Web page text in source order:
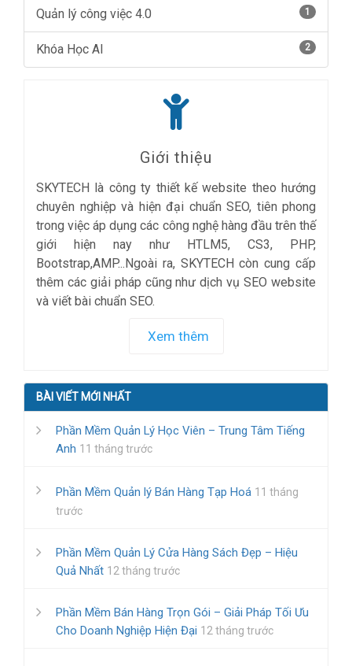
Quản lý công việc 4.0 1
Khóa Học AI 2
Giới thiệu
SKYTECH là công ty thiết kế website theo hướng
chuyên nghiệp và hiện đại chuẩn SEO, tiên phong
trong việc áp dụng các công nghệ hàng đầu trên thế
giới hiện nay như HTLM5, CS3, PHP,
Bootstrap,AMP...Ngoài ra, SKYTECH còn cung cấp
thêm các giải pháp cũng như dịch vụ SEO website
và viết bài chuẩn SEO.
Xem thêm
BÀI VIẾT MỚI NHẤT
Phần Mềm Quản Lý Học Viên – Trung Tâm Tiếng
Anh 11 tháng trước
Phần Mềm Quản lý Bán Hàng Tạp Hoá 11 tháng
trước
Phần Mềm Quản Lý Cửa Hàng Sách Đẹp – Hiệu
Quả Nhất 12 tháng trước
Phần Mềm Bán Hàng Trọn Gói – Giải Pháp Tối Ưu
Cho Doanh Nghiệp Hiện Đại 12 tháng trước